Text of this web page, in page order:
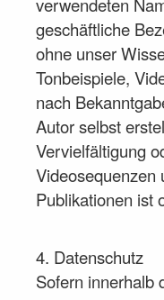
geschäftliche
ohne unser
Tonbeispiele,
nach
Autor selbst
Vervielfältigung
Videosequenzen
Publikationen ist
4. Datenschutz
Sofern innerhalb